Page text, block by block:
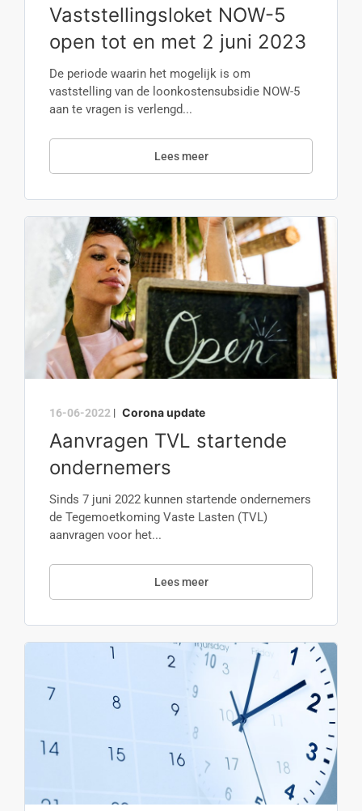
Vaststellingsloket NOW-5
open tot en met 2 juni 2023
De periode waarin het mogelijk is om
vaststelling van de loonkostensubsidie NOW-5
aan te vragen is verlengd...
Lees meer
16-06-2022 | Corona update
Aanvragen TVL startende
ondernemers
Sinds 7 juni 2022 kunnen startende ondernemers
de Tegemoetkoming Vaste Lasten (TVL)
aanvragen voor het...
Lees meer